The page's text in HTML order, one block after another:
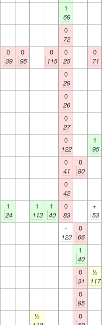
1
69
0
72
0
39
0
95
0
115
0
25
0
71
0
29
0
26
0
27
0
122
1
95
0
41
0
80
0
42
1
24
1
113
1
40
0
83
+
53
-
123
0
66
1
40
0
31
½
117
0
95
½
0